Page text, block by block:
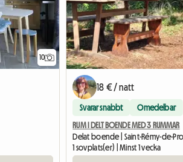
10
18 € / natt
Svarar snabbt Omedelbar
RUM I DELT BOENDE MED 3 RUMMAR
Delat boende | Saint-Rémy-de-
1 sovplats(er) | Minst 1 vecka